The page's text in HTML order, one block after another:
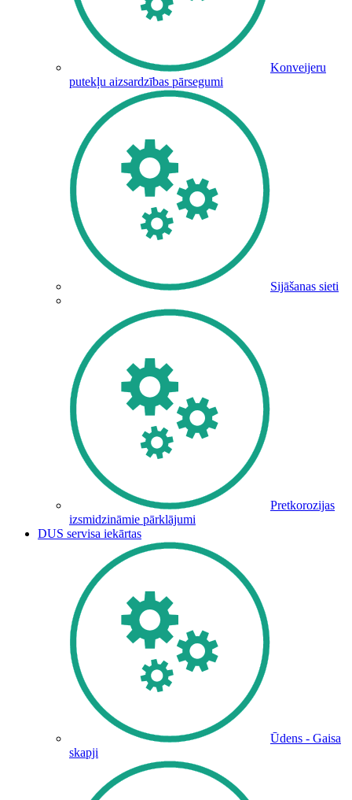
Konveijeru
putekļu aizsardzības pārsegumi
Sijāšanas sieti
Pretkorozijas
izsmidzināmie pārklājumi
DUS servisa iekārtas
Ūdens - Gaisa
skapji